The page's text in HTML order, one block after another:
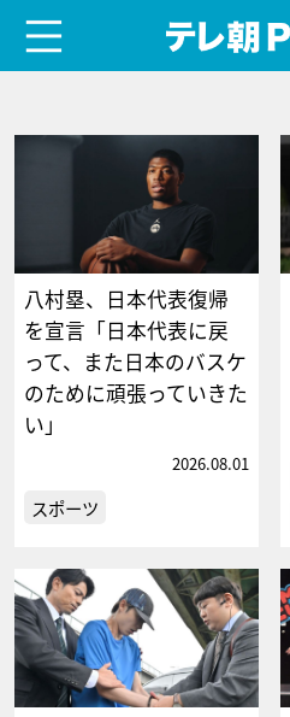
八村塁、日本代表復帰
を宣言「日本代表に戻
って、また日本のバスケ
のために頑張っていきた
い」
2026.08.01
スポーツ